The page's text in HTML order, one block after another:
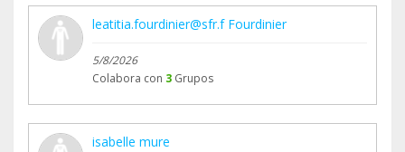
leatitia.fourdinier@sfr.f Fourdinier
5/8/2026
Colabora con 3 Grupos
isabelle mure